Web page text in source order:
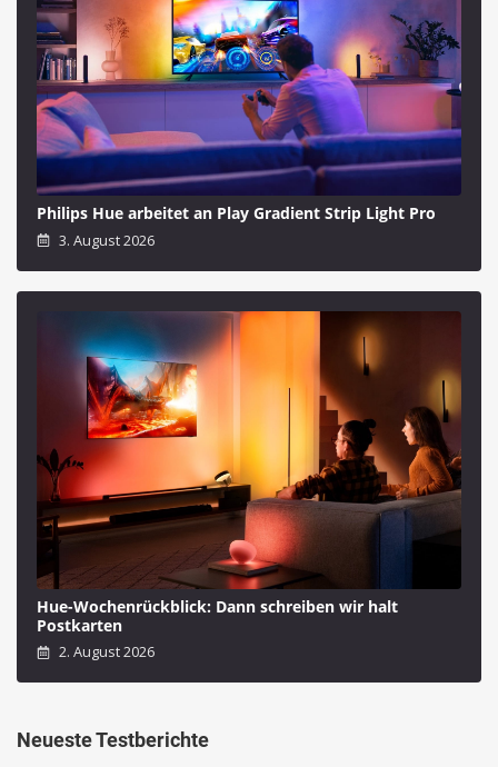
Philips Hue arbeitet an Play Gradient Strip Light Pro
3. August 2026
Hue-Wochenrückblick: Dann schreiben wir halt
Postkarten
2. August 2026
Neueste Testberichte